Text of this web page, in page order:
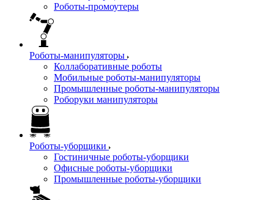
Роботы-промоутеры
Роботы-манипуляторы
Коллаборативные роботы
Мобильные роботы-манипуляторы
Промышленные роботы-манипуляторы
Роборуки манипуляторы
Роботы-уборщики
Гостиничные роботы-уборщики
Офисные роботы-уборщики
Промышленные роботы-уборщики